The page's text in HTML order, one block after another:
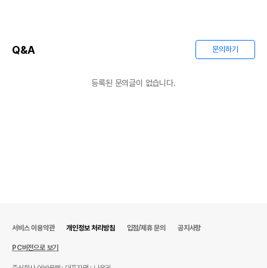
법에 의한 인증,허가 등을
경우 그에 대한 사항
Q&A 문의하기
등록된 문의글이 없습니다.
서비스 이용약관 개인정보 처리방침 입점/제휴 문의 공지사항
PC버전으로 보기